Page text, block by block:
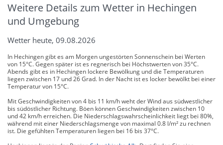
Weitere Details zum Wetter in Hechingen
und Umgebung
Wetter heute, 09.08.2026
In Hechingen gibt es am Morgen ungestörten Sonnenschein bei Werten
von 15°C. Gegen später ist es regnerisch bei Höchstwerten von 35°C.
Abends gibt es in Hechingen lockere Bewölkung und die Temperaturen
liegen zwischen 17 und 26 Grad. In der Nacht ist es locker bewölkt bei einer
Temperatur von 15°C.
Mit Geschwindigkeiten von 4 bis 11 km/h weht der Wind aus südwestlicher
bis südöstlicher Richtung. Böen können Geschwindigkeiten zwischen 10
und 42 km/h erreichen. Die Niederschlagswahrscheinlichkeit liegt bei 80%,
während mit einer Niederschlagsmenge von maximal 0.8 l/m² zu rechnen
ist. Die gefühlten Temperaturen liegen bei 16 bis 37°C.